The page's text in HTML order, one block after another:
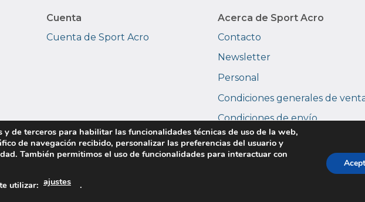
Cuenta
Cuenta de Sport Acro
Acerca de Sport Acro
Contacto
Newsletter
Personal
Condiciones generales de
Condiciones de envío
Devoluciones y garantías
Política de privacidad
y de terceros para habilitar las funcionalidades técnicas de uso de la web,
de navegación recibido, personalizar las preferencias del usuario y
También permitimos el uso de funcionalidades para interactuar con
utilizar: ajustes .